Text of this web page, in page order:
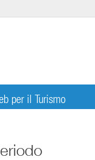
per il Turismo